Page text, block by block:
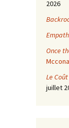
2026
Once
Le
juillet